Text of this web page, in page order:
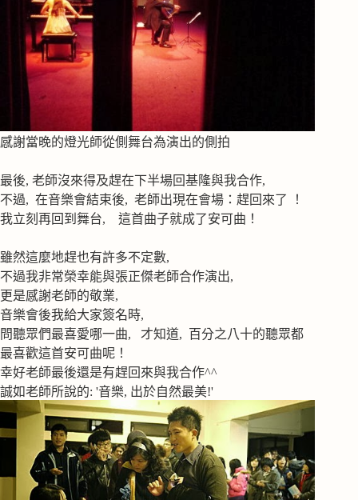
感謝當晚的燈光師從側舞台為演出的側拍
最後, 老師沒來得及趕在下半場回基隆與我合作,
不過, 在音樂會結束後, 老師出現在會場：趕回來了 ！
我立刻再回到舞台, 這首曲子就成了安可曲！
雖然這麼地趕也有許多不定數,
不過我非常榮幸能與張正傑老師合作演出,
更是感謝老師的敬業,
音樂會後我給大家簽名時,
問聽眾們最喜愛哪一曲, 才知道, 百分之八十的聽眾都
最喜歡這首安可曲呢！
幸好老師最後還是有趕回來與我合作^^
誠如老師所說的: '音樂, 出於自然最美!'